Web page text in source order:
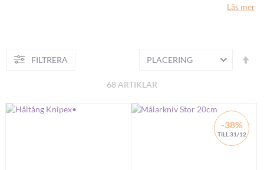
för att applicera färg direkt på duken. Den används särskilt till måleri
med tjock färg och skapa kontrasterande strukturer. En palettkniv har
ett bredare och mer flexibelt blad, utformat för att blanda färg på
paletten och skrapa bort överflöd.
Läs mer
FILTRERA
68ARTIKLAR
-38%
TILL 31/12